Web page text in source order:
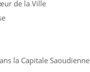
de la Ville
la Capitale Saoudienne